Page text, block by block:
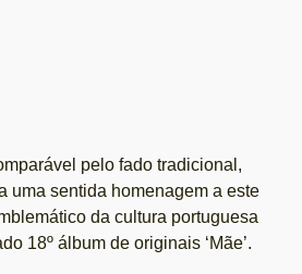
pelo fado tradicional,
uma sentida homenagem a este
da cultura portuguesa
18º álbum de originais ‘Mãe’.